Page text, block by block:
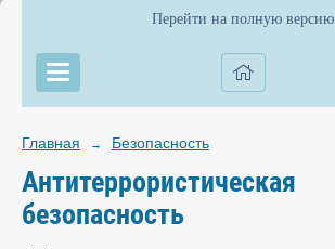
Перейти на полную версию
Главная → Безопасность
Антитеррористическая
безопасность